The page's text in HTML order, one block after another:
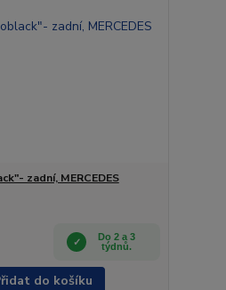
zadní, MERCEDES
Do 2 a 3
týdnů.
do košíku